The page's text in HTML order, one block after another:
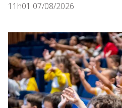
11h01 07/08/2026